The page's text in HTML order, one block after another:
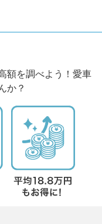
額を調べよう！愛車
か？